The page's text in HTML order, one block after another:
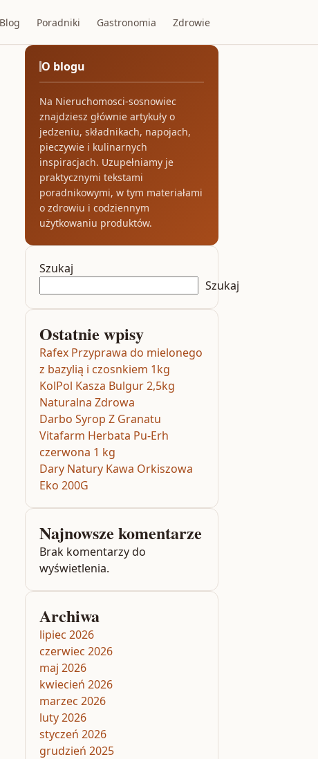
Blog Poradniki Gastronomia Zdrowie
O blogu
Na Nieruchomosci-sosnowiec
znajdziesz głównie artykuły o
jedzeniu, składnikach, napojach,
pieczywie i kulinarnych
inspiracjach. Uzupełniamy je
praktycznymi tekstami
poradnikowymi, w tym materiałami
o zdrowiu i codziennym
użytkowaniu produktów.
Szukaj
Szukaj
Ostatnie wpisy
Rafex Przyprawa do mielonego
z bazylią i czosnkiem 1kg
KolPol Kasza Bulgur 2,5kg
Naturalna Zdrowa
Darbo Syrop Z Granatu
Vitafarm Herbata Pu-Erh
czerwona 1 kg
Dary Natury Kawa Orkiszowa
Eko 200G
Najnowsze komentarze
Brak komentarzy do
wyświetlenia.
Archiwa
lipiec 2026
czerwiec 2026
maj 2026
kwiecień 2026
marzec 2026
luty 2026
styczeń 2026
grudzień 2025